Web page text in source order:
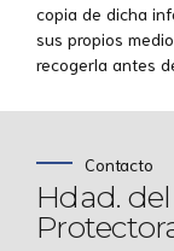
copia de dicha
sus propios
recogerla antes
Contacto
Hdad.